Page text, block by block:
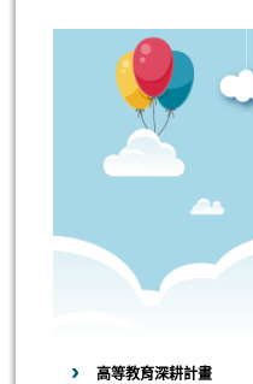
高等教育深耕計畫